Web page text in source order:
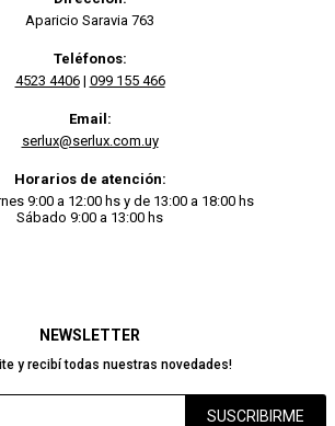
NEWSLETTER
y recibí todas nuestras novedades!
SUSCRIBIRME
Aparicio Saravia 763
Teléfonos:
4523 4406| 099 155 466
Email:
serlux@serlux.com.uy
Horarios de atención:
9:00 a 12:00 hs y de 13:00 a 18:00 hs
Sábado 9:00 a 13:00 hs